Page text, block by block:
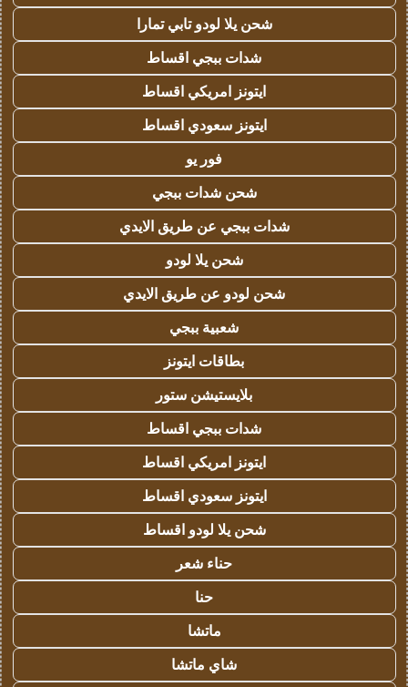
شحن يلا لودو تابي تمارا
شدات ببجي اقساط
ايتونز امريكي اقساط
ايتونز سعودي اقساط
فور يو
شحن شدات ببجي
شدات ببجي عن طريق الايدي
شحن يلا لودو
شحن لودو عن طريق الايدي
شعبية ببجي
بطاقات ايتونز
بلايستيشن ستور
شدات ببجي اقساط
ايتونز امريكي اقساط
ايتونز سعودي اقساط
شحن يلا لودو اقساط
حناء شعر
حنا
ماتشا
شاي ماتشا